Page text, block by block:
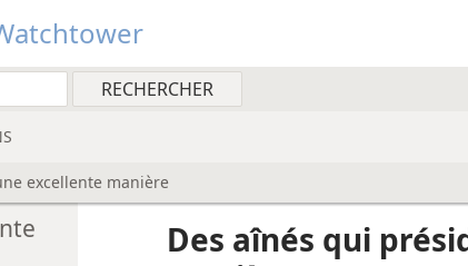
excellente manière
Des aînés qui